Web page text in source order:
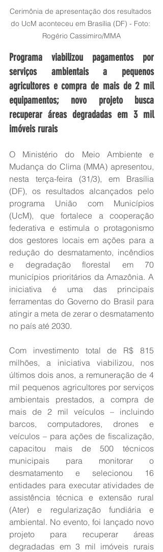
Cerimônia de apresentação dos resultados
do UcM aconteceu em Brasília (DF) - Foto:
Rogério Cassimiro/MMA
Programa viabilizou pagamentos por
serviços ambientais a pequenos
agricultores e compra de mais de 2 mil
equipamentos; novo projeto busca
recuperar áreas degradadas em 3 mil
imóveis rurais
O Ministério do Meio Ambiente e
Mudança do Clima (MMA) apresentou,
nesta terça-feira (31/3), em Brasília
(DF), os resultados alcançados pelo
programa União com Municípios
(UcM), que fortalece a cooperação
federativa e estimula o protagonismo
dos gestores locais em ações para a
redução do desmatamento, incêndios
e degradação florestal em 70
municípios prioritários da Amazônia. A
iniciativa é uma das principais
ferramentas do Governo do Brasil para
atingir a meta de zerar o desmatamento
no país até 2030.
Com investimento total de R$ 815
milhões, a iniciativa viabilizou, nos
últimos dois anos, a remuneração de 4
mil pequenos agricultores por serviços
ambientais prestados, a compra de
mais de 2 mil veículos – incluindo
barcos, computadores, drones e
veículos – para ações de fiscalização,
capacitou mais de 500 técnicos
municipais para monitorar o
desmatamento e selecionou 16
entidades para executar atividades de
assistência técnica e extensão rural
(Ater) e regularização fundiária e
ambiental. No evento, foi lançado novo
projeto para recuperar áreas
degradadas em 3 mil imóveis rurais